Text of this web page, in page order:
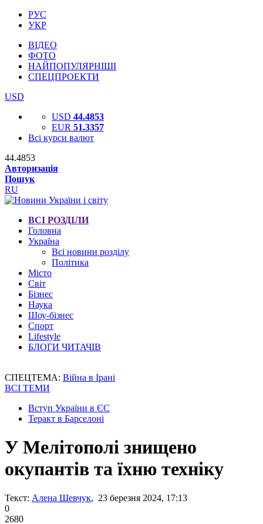
РУС
УКР
ВІДЕО
ФОТО
НАЙПОПУЛЯРНІШІ
СПЕЦПРОЕКТИ
USD
USD 44.4853
EUR 51.3357
Всі курси валют
44.4853
Авторизація
Пошук
RU
ВСІ РОЗДІЛИ
Головна
Україна
Всі новини розділу
Політика
Місто
Світ
Бізнес
Наука
Шоу-бізнес
Спорт
Lifestyle
БЛОГИ ЧИТАЧІВ
СПЕЦТЕМА: Війна в Ірані
ВСІ ТЕМИ
Вступ України в ЄС
Теракт в Барселоні
У Мелітополі знищено
окупантів та їхню техніку
Текст: Алена Шевчук, 23 березня 2024, 17:13
0
2680